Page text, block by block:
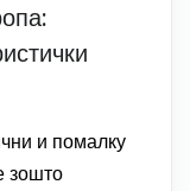
и помалку
зошто